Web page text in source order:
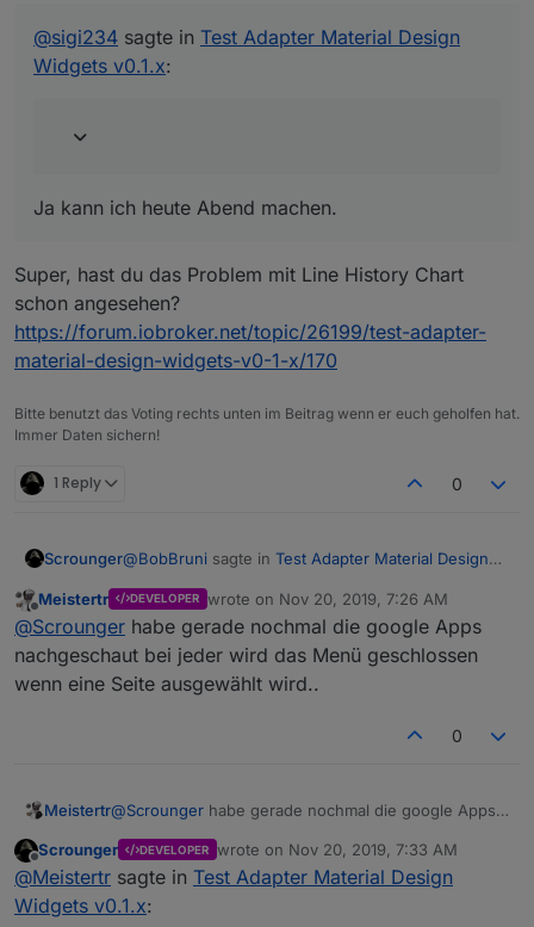
Ok, dachte ich mir. Hab ich schon versucht.
@sigi234 sagte in Test Adapter Material Design
Widgets v0.1.x:
Ja kann ich heute Abend machen.
Super, hast du das Problem mit Line History Chart
schon angesehen?
https://forum.iobroker.net/topic/26199/test-adapter-
material-design-widgets-v0-1-x/170
Bitte benutzt das Voting rechts unten im Beitrag wenn er euch geholfen hat.
Immer Daten sichern!
1 Reply 0
Scrounger@BobBruni sagte in Test Adapter Material Design
wenn ein automatischer Zeilenumbruch
erfolgen würde, wenn das Maxiumum der
Widgetbreite erreicht wäre...
Mit '\n' oder '<br>' geht das, musst dann in dein
Skript mit einbauen, z.b. anstatt der Kommas.
Wenn du ein issue auf git erstellst, dann Bau ich
gibt es bei der Top App Bar einen
Abbruch/Schließen Button wenn man doch
keine Auswahl möchte ?
oder muss man immer was wählen ?
@Meistertr sagte inTest Adapter Material Design
Widgets v0.1.x
Eine auto schließen Funktion nach Auswahl
wäre auch cool
Offline
Meistertr DEVELOPER wrote on Nov 20, 2019, 7:26 AM
last edited by
@Scrounger habe gerade nochmal die google Apps
nachgeschaut bei jeder wird das Menü geschlossen
wenn eine Seite ausgewählt wird..
0
Meistertr@Scrounger habe gerade nochmal die google Apps
wenn eine Seite ausgewählt wird..
Offline
Scrounger DEVELOPER wrote on Nov 20, 2019, 7:33 AM
last edited by
@Meistertr sagte in Test Adapter Material Design
Widgets v0.1.x: